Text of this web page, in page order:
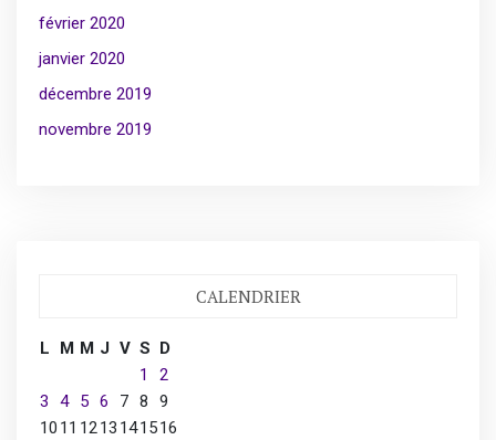
février 2020
janvier 2020
décembre 2019
novembre 2019
CALENDRIER
L M M J V S
D
1
2
3
4 5 6 7 8
9
10 11 1213 141516